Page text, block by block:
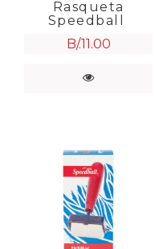
Rasqueta
Speedball
B/.11.00